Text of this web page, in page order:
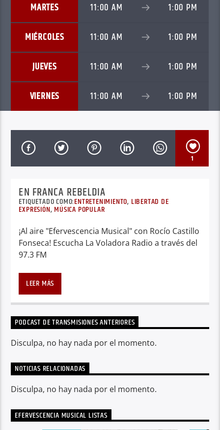
MARTES 11:00 AM 1:00 PM
MIÉRCOLES 11:00 AM 1:00 PM
JUEVES 11:00 AM 1:00 PM
VIERNES 11:00 AM 1:00 PM
1
EN FRANCA REBELDIA
ETIQUETADO COMO:ENTRETENIMIENTO, LIBERTAD DE
EXPRESIÓN, MÚSICA POPULAR
¡Al aire "Efervescencia Musical" con Rocío Castillo
Fonseca! Escucha La Voladora Radio a través del
97.3 FM
actualizado, datos curiosos y mucha diversión
con Rocio Castillo.
LEER MÁS
PODCAST DE TRANSMISIONES ANTERIORES
Disculpa, no hay nada por el momento.
NOTICIAS RELACIONADAS
Disculpa, no hay nada por el momento.
EFERVESCENCIA MUSICAL LISTAS